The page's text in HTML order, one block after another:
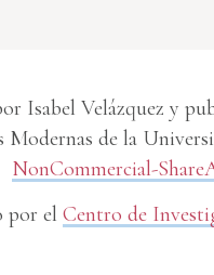
Isabel Velázquez y
de la
NonCommercial-
por el Centro de